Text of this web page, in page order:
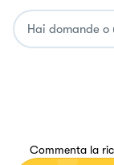
Commenta la